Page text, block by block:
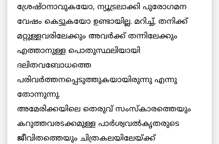
ശ്രേഷ്ഠനാവുകയോ, ന്യൂട്രലാക്കി പുരോഗമന
വേഷം കെട്ടുകയോ ഉണ്ടായില്ല. മറിച്ച്, തനിക്ക്
മറ്റുള്ളവരിലേക്കും അവര്‍ക്ക് തന്നിലേക്കും
എത്താനുള്ള പൊതുസ്ഥലിയായി
ദലിതവബോധത്തെ
പരിവര്‍ത്തനപ്പെടുത്തുകയായിരുന്നു എന്നു
തോന്നുന്നു.
അമേരിക്കയിലെ തെരുവ് സംസ്‌കാരത്തെയും
കറുത്തവരടക്കമുള്ള പാര്‍ശ്വവല്‍കൃതരുടെ
ജീവിതത്തെയും ചിത്രകലയിലേയ്ക്ക്